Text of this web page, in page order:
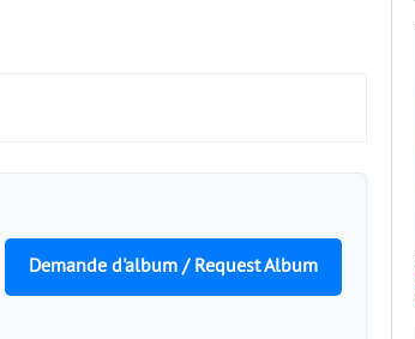
Demande d'album / Request Album